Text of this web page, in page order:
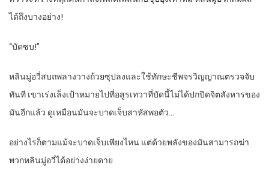
ได้ถึงบางอย่าง!
“บัดซบ!”
หลินมู่อวี่สบถพลางวางถ้วยซุปลงและใช้ทักษะชีพจรวิญญาณตรวจจับ
ทันที เขาเร่งเล็งเป้าหมายไปที่อสูรเทวาที่บัดนี้ไม่ได้ปกปิดจิตสังหารของ
มันอีกแล้ว ดูเหมือนมันจะบาดเจ็บสาหัสพอตัว…
อย่างไรก็ตามแม้จะบาดเจ็บเพียงไหน แต่ด้วยพลังของมันสามารถฆ่า
พวกหลินมู่อวี่ได้อย่างง่ายดาย